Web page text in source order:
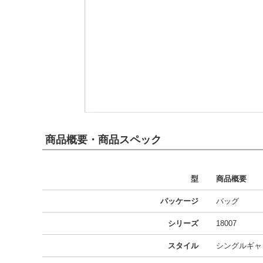
商品概要・商品スペック
型 商品概要
パッケージ バッグ
シリーズ 18007
スタイル シングルギ